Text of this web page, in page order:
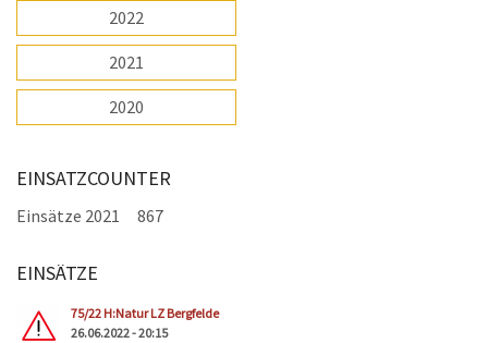
2022
2021
2020
EINSATZCOUNTER
Einsätze 2021 867
EINSÄTZE
75/22 H:Natur LZ Bergfelde
26.06.2022 - 20:15
Seiten